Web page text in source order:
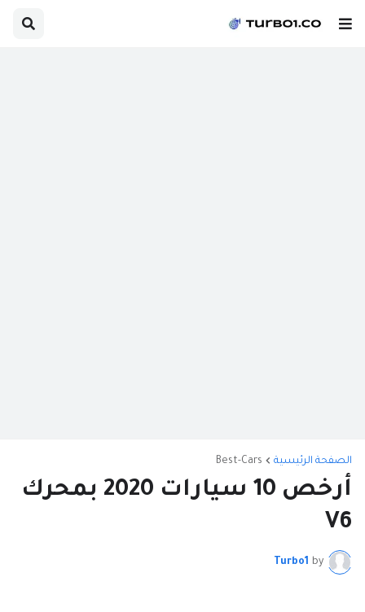
الصفحة الرئيسية Best-Cars
أرخص 10 سيارات 2020 بمحرك
V6
by
Turbo1